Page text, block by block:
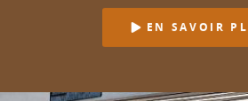
EN SAVOIR